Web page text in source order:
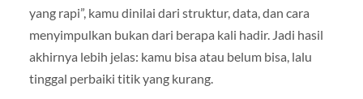
yang rapi”, kamu dinilai dari struktur, data, dan cara
menyimpulkan bukan dari berapa kali hadir. Jadi hasil
akhirnya lebih jelas: kamu bisa atau belum bisa, lalu
tinggal perbaiki titik yang kurang.